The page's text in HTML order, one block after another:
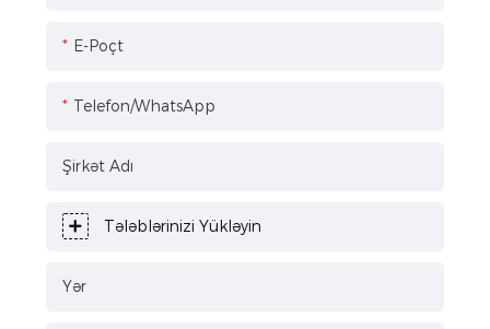
E-Poçt
Telefon/WhatsApp
Şirkət Adı
Tələblərinizi Yükləyin
Yər